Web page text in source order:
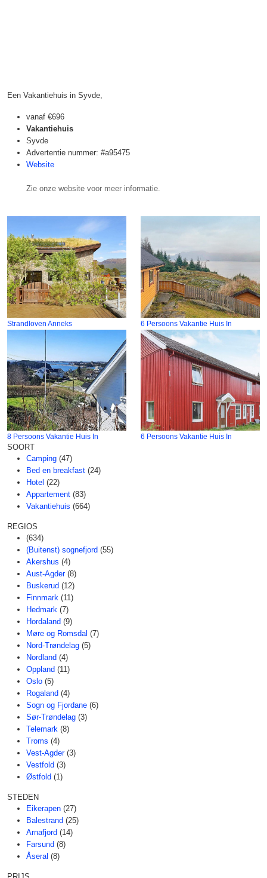
Een Vakantiehuis in Syvde,
vanaf €696
Vakantiehuis
Syvde
Advertentie nummer: #a95475
Website
Zie onze website voor meer informatie.
Strandloven Anneks 6 Persoons Vakantie Huis In
8 Persoons Vakantie Huis In 6 Persoons Vakantie Huis In
SOORT
Camping (47)
Bed en breakfast (24)
Hotel (22)
Appartement (83)
Vakantiehuis (664)
REGIOS
(634)
(Buitenst) sognefjord (55)
Akershus (4)
Aust-Agder (8)
Buskerud (12)
Finnmark (11)
Hedmark (7)
Hordaland (9)
Møre og Romsdal (7)
Nord-Trøndelag (5)
Nordland (4)
Oppland (11)
Oslo (5)
Rogaland (4)
Sogn og Fjordane (6)
Sør-Trøndelag (3)
Telemark (8)
Troms (4)
Vest-Agder (3)
Vestfold (3)
Østfold (1)
STEDEN
Eikerapen (27)
Balestrand (25)
Arnafjord (14)
Farsund (8)
Åseral (8)